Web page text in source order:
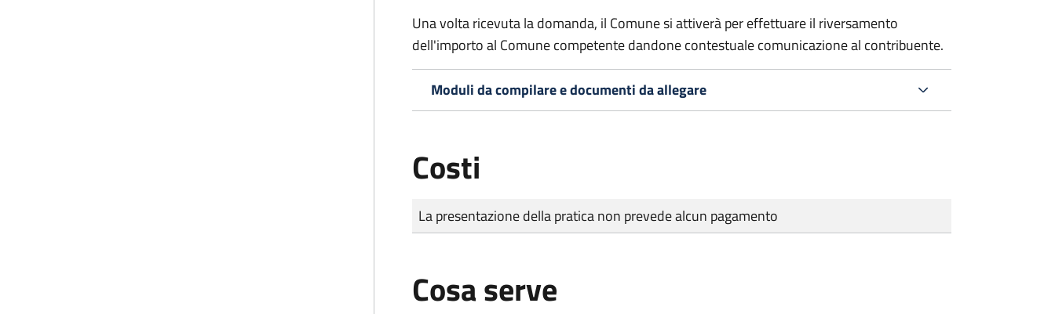
Una volta ricevuta la domanda, il Comune si attiverà per effettuare il riversamento
dell'importo al Comune competente dandone contestuale comunicazione al contribuente.
Moduli da compilare e documenti da allegare
Costi
Tipo di pagamento
Importo
La presentazione della pratica non prevede alcun pagamento
Cosa serve